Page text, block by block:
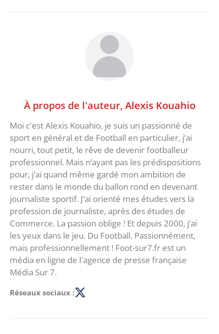
À propos de l'auteur, Alexis Kouahio
Moi c'est Alexis Kouahio, je suis un passionné de
sport en général et de Football en particulier, j’ai
nourri, tout petit, le rêve de devenir footballeur
professionnel. Mais n’ayant pas les prédispositions
pour, j’ai quand même gardé mon ambition de
rester dans le monde du ballon rond en devenant
journaliste sportif. J’ai orienté mes études vers la
profession de journaliste, après des études de
Commerce. La passion oblige ! Et depuis 2000, j’ai
les yeux dans le jeu. Du Football. Passionnément,
mais professionnellement ! Foot-sur7.fr est un
média en ligne de l'agence de presse française
Média Sur 7.
Réseaux sociaux :